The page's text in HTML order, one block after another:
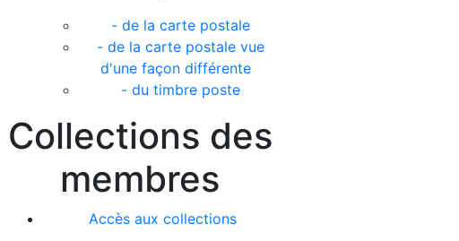
- de la carte postale
- de la carte postale vue
d'une façon différente
- du timbre poste
Collections des
membres
Accès aux collections